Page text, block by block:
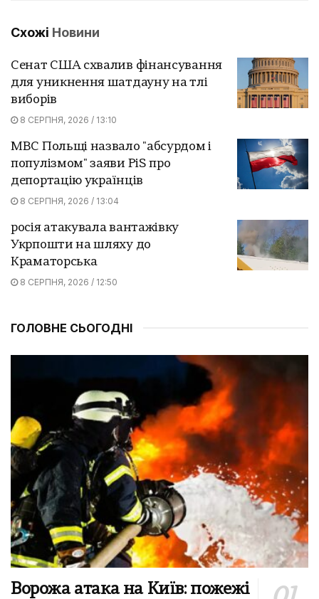
Схожі Новини
Сенат США схвалив фінансування
для уникнення шатдауну на тлі
виборів
8 СЕРПНЯ, 2026 / 13:10
МВС Польщі назвало "абсурдом і
популізмом" заяви PiS про
депортацію українців
8 СЕРПНЯ, 2026 / 13:04
росія атакувала вантажівку
Укрпошти на шляху до
Краматорська
8 СЕРПНЯ, 2026 / 12:50
ГОЛОВНЕ СЬОГОДНІ
Ворожа атака на Київ: пожежі